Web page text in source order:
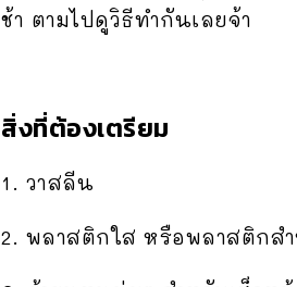
ช้า ตามไปดูวิธีทำกันเลยจ้า
สิ่งที่ต้องเตรียม
1. วาสลีน
2. พลาสติกใส หรือพลาสติกส